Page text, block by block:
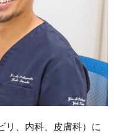
リ、内科、皮膚科）に